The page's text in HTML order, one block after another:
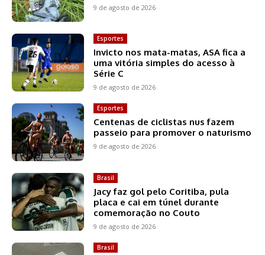
9 de agosto de 2026
Esportes
Invicto nos mata-matas, ASA fica a
uma vitória simples do acesso à
Série C
9 de agosto de 2026
Esportes
Centenas de ciclistas nus fazem
passeio para promover o naturismo
9 de agosto de 2026
Brasil
Jacy faz gol pelo Coritiba, pula
placa e cai em túnel durante
comemoração no Couto
9 de agosto de 2026
Brasil